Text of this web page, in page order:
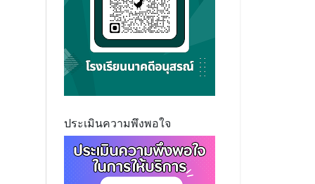
ประเมินความพึงพอใจ